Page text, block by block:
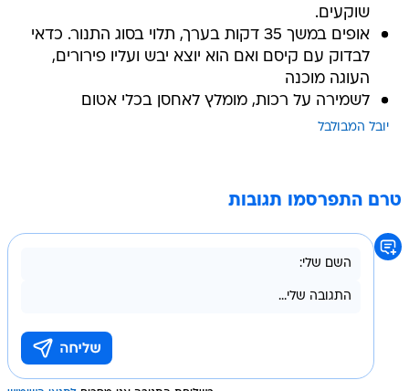
שוקעים.
אופים במשך 35 דקות בערך, תלוי בסוג התנור. כדאי
לבדוק עם קיסם ואם הוא יוצא יבש ועליו פירורים,
העוגה מוכנה
לשמירה על רכות, מומלץ לאחסן בכלי אטום
יובל המבולבל
טרם התפרסמו תגובות